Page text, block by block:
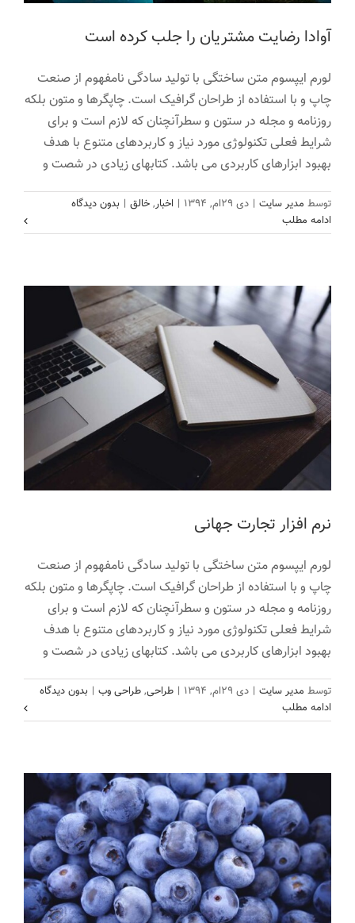
آوادا رضایت مشتریان را جلب کرده است
لورم ایپسوم متن ساختگی با تولید سادگی نامفهوم از صنعت
چاپ و با استفاده از طراحان گرافیک است. چاپگرها و متون بلکه
روزنامه و مجله در ستون و سطرآنچنان که لازم است و برای
شرایط فعلی تکنولوژی مورد نیاز و کاربردهای متنوع با هدف
بهبود ابزارهای کاربردی می باشد. کتابهای زیادی در شصت و
توسط مدیر سایت | دی ۲۹ام, ۱۳۹۴ | اخبار, خالق | بدون دیدگاه
ادامه مطلب
نرم افزار تجارت جهانی
طراحی
نرم افزار تجارت جهانی
لورم ایپسوم متن ساختگی با تولید سادگی نامفهوم از صنعت
چاپ و با استفاده از طراحان گرافیک است. چاپگرها و متون بلکه
روزنامه و مجله در ستون و سطرآنچنان که لازم است و برای
شرایط فعلی تکنولوژی مورد نیاز و کاربردهای متنوع با هدف
بهبود ابزارهای کاربردی می باشد. کتابهای زیادی در شصت و
توسط مدیر سایت | دی ۲۹ام, ۱۳۹۴ | طراحی, طراحی وب | بدون دیدگاه
ادامه مطلب
پرفروش ترین نرم افزار تجاری